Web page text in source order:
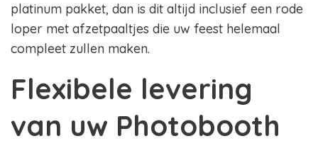
platinum pakket, dan is dit altijd inclusief een rode
loper met afzetpaaltjes die uw feest helemaal
compleet zullen maken.
Flexibele levering
van uw Photobooth